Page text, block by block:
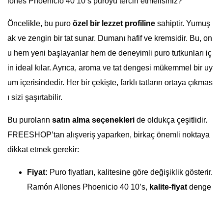
Öncelikle, bu puro özel bir lezzet profiline sahiptir. Yumuş
ak ve zengin bir tat sunar. Dumanı hafif ve kremsidir. Bu, on
u hem yeni başlayanlar hem de deneyimli puro tutkunları iç
in ideal kılar. Ayrıca, aroma ve tat dengesi mükemmel bir uy
um içerisindedir. Her bir çekişte, farklı tatların ortaya çıkmas
ı sizi şaşırtabilir.
Bu puroların satın alma seçenekleri de oldukça çeşitlidir.
FREESHOP’tan alışveriş yaparken, birkaç önemli noktaya
dikkat etmek gerekir:
Fiyat: Puro fiyatları, kalitesine göre değişiklik gösterir.
Ramón Allones Phoenicio 40 10’s, kalite-fiyat denge